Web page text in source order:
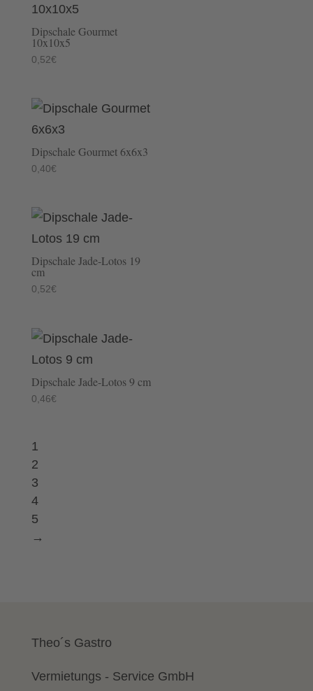
Dipschale Gourmet
10x10x5
0,52€
Dipschale Gourmet 6x6x3
0,40€
Dipschale Jade-Lotos 19
cm
0,52€
Dipschale Jade-Lotos 9 cm
0,46€
1
2
3
4
5
→
Theo´s Gastro
Vermietungs - Service GmbH